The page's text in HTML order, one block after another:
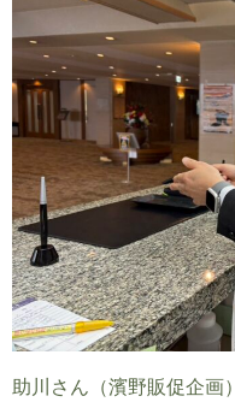
助川さん（濱野販促企画）